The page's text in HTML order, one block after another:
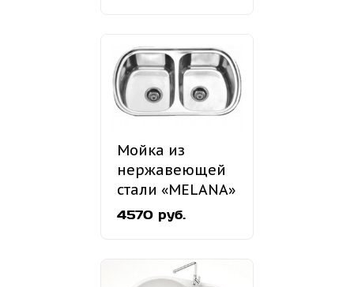
Мойка из
нержавеющей
стали «MELANA»
MLN-7749
4570 руб.